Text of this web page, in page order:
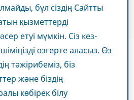
медициналық
қолайлы және
бұл сіздің Сайтты
қызметтерді
етуі мүмкін. Сіз кез-
өзгерте аласыз. Өз
тәжірибеміз, біз
және біздің
көбірек білу